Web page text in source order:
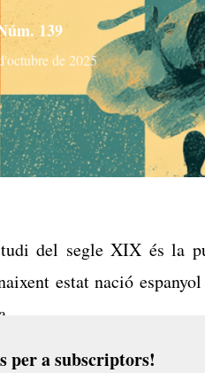
139
de 2025
del segle XIX és la
estat nació
per a subscriptors!